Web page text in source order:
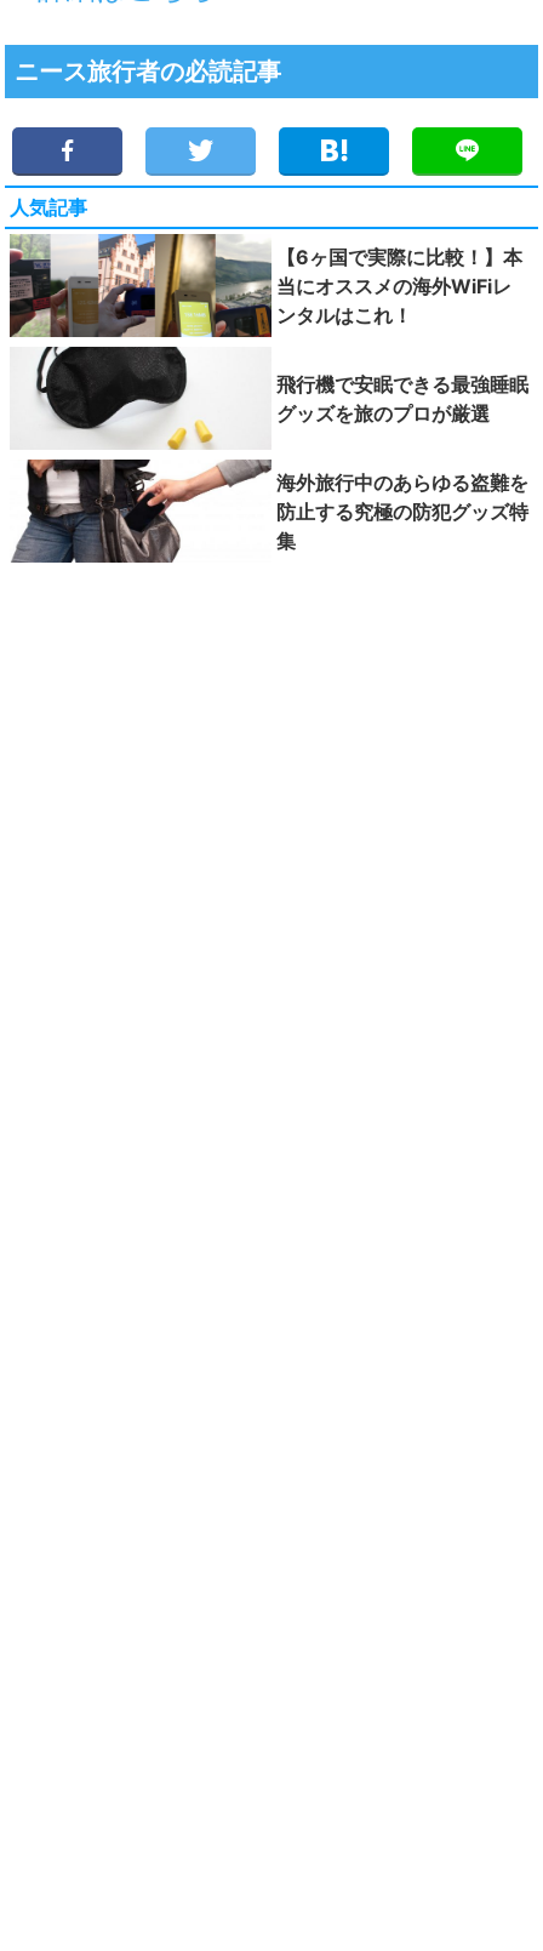
ニース旅行者の必読記事
人気記事
【6ヶ国で実際に比較！】本
当にオススメの海外WiFiレ
ンタルはこれ！
飛行機で安眠できる最強睡眠
グッズを旅のプロが厳選
海外旅行中のあらゆる盗難を
防止する究極の防犯グッズ特
集